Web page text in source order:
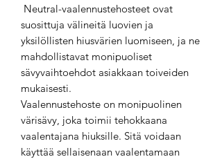
Neutral-vaalennustehosteet ovat
suosittuja välineitä luovien ja
yksilöllisten hiusvärien luomiseen, ja ne
mahdollistavat monipuoliset
sävyvaihtoehdot asiakkaan toiveiden
mukaisesti.
Vaalennustehoste on monipuolinen
värisävy, joka toimii tehokkaana
vaalentajana hiuksille. Sitä voidaan
käyttää sellaisenaan vaalentamaan